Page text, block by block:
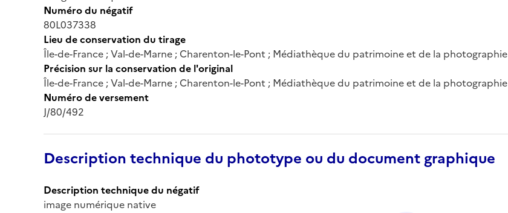
Numéro du négatif
80L037338
Lieu de conservation du tirage
Île-de-France ; Val-de-Marne ; Charenton-le-Pont ; Médiathèque du patrimoine et de la photographie
Précision sur la conservation de l'original
Île-de-France ; Val-de-Marne ; Charenton-le-Pont ; Médiathèque du patrimoine et de la photographie
Numéro de versement
J/80/492
Description technique du phototype ou du document graphique
Description technique du négatif
image numérique native